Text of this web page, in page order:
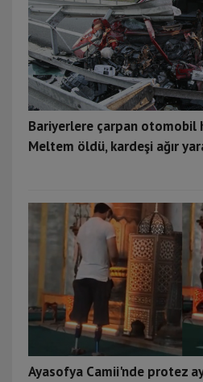
Bariyerlere çarpan otomobil
Meltem öldü, kardeşi ağır
Ayasofya Camii'nde protez